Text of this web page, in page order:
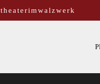
theaterimwalzwerk